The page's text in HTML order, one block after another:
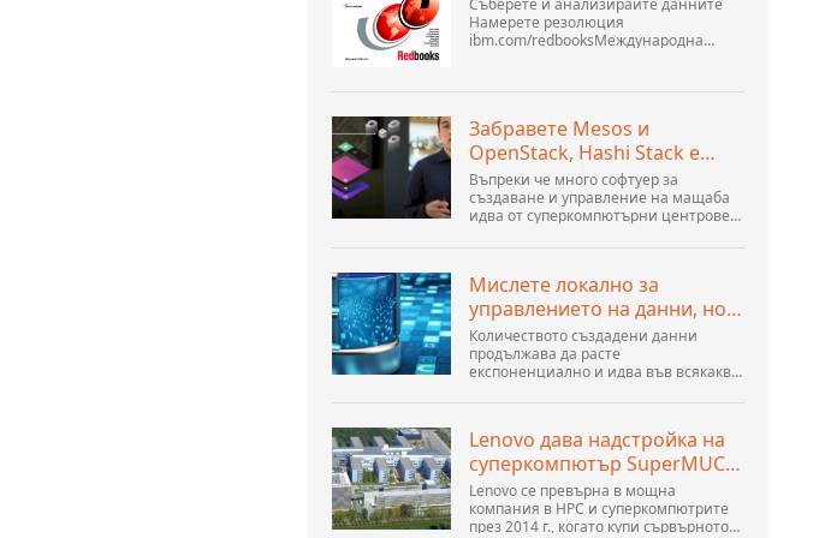
Съберете и анализирайте данните
Намерете резолюция
ibm.com/redbooksМеждународна
Server V6 Определяне на проблеми за
2005 г. SG2...
Забравете Mesos и
OpenStack, Hashi Stack е
новата следваща
платформа
Въпреки че много софтуер за
създаване и управление на мащаба
идва от суперкомпютърни центрове,
създатели на публични облаци, все
от хората...
Мислете локално за
управлението на данни, но
действайте глобално
Количеството създадени данни
продължава да расте
експоненциално и идва във всякакви
Той е структуриран и – все повече –
Lenovo дава надстройка на
суперкомпютър SuperMUC-
NG
Lenovo се превърна в мощна
компания в HPC и суперкомпютрите
през 2014 г., когато купи сървърното